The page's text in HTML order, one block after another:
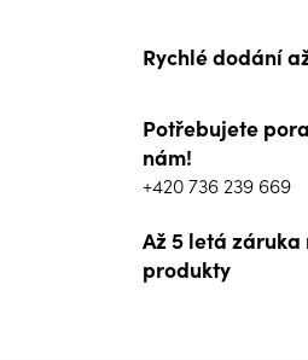
Rychlé dodání
Potřebujete
nám!
+420 736 239 669
Až 5 letá
produkty